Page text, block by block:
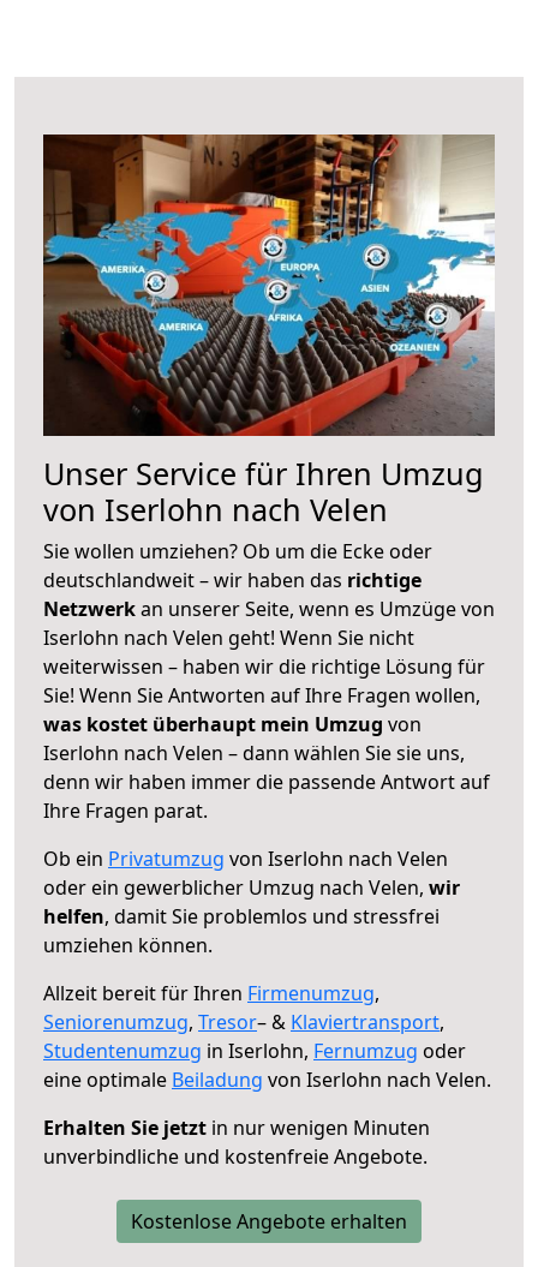
Unser Service für Ihren Umzug
von Iserlohn nach Velen
Sie wollen umziehen? Ob um die Ecke oder
deutschlandweit – wir haben das richtige
Netzwerkan unserer Seite, wenn es Umzüge von
Iserlohn nach Velen geht! Wenn Sie nicht
weiterwissen – haben wir die richtige Lösung für
Sie! Wenn Sie Antworten auf Ihre Fragen wollen,
was kostet überhaupt mein Umzug von
Iserlohn nach Velen – dann wählen Sie sie uns,
denn wir haben immer die passende Antwort auf
Ihre Fragen parat.
Ob ein Privatumzug von Iserlohn nach Velen
oder ein gewerblicher Umzug nach Velen, wir
helfen, damit Sie problemlos und stressfrei
umziehen können.
Allzeit bereit für Ihren Firmenumzug,
Seniorenumzug, Tresor– & Klaviertransport,
Studentenumzug in Iserlohn, Fernumzug oder
eine optimale Beiladung von Iserlohn nach Velen.
Erhalten Sie jetzt in nur wenigen Minuten
unverbindliche und kostenfreie Angebote.
Kostenlose Angebote erhalten